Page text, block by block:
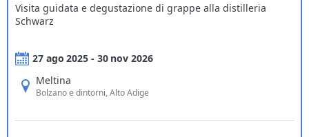
Visita guidata e degustazione di grappe alla distilleria
Schwarz
27 ago 2025 - 30 nov 2026
Meltina
Bolzano e dintorni, Alto Adige